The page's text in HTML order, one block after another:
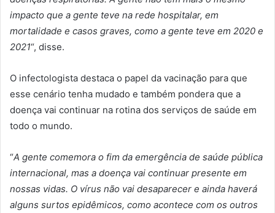
impacto que a gente teve na rede hospitalar, em
mortalidade e casos graves, como a gente teve em 2020 e
2021“, disse.
O infectologista destaca o papel da vacinação para que
esse cenário tenha mudado e também pondera que a
doença vai continuar na rotina dos serviços de saúde em
todo o mundo.
“A gente comemora o fim da emergência de saúde pública
internacional, mas a doença vai continuar presente em
nossas vidas. O vírus não vai desaparecer e ainda haverá
alguns surtos epidêmicos, como acontece com os outros